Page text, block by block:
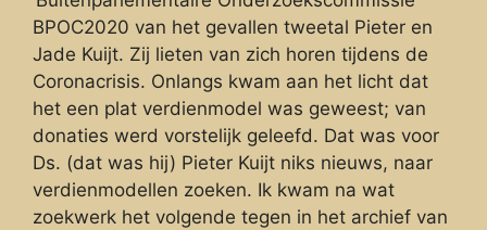
BPOC2020 van het gevallen tweetal Pieter en
Jade Kuijt. Zij lieten van zich horen tijdens de
Coronacrisis. Onlangs kwam aan het licht dat
het een plat verdienmodel was geweest; van
donaties werd vorstelijk geleefd. Dat was voor
Ds. (dat was hij) Pieter Kuijt niks nieuws, naar
verdienmodellen zoeken. Ik kwam na wat
zoekwerk het volgende tegen in het archief van